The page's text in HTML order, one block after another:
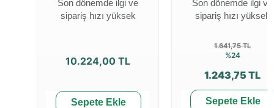
Son dönemde ilgi ve
sipariş hızı yüksek
10.224,00 TL
Sepete Ekle
Son dönemde ilgi ve
sipariş hızı yüksek
1.641,75 TL
%24
1.243,75 TL
Sepete Ekle